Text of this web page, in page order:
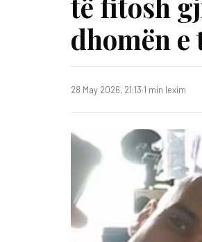
dhomën e
28 May 2026, 21:13·1 min lexim